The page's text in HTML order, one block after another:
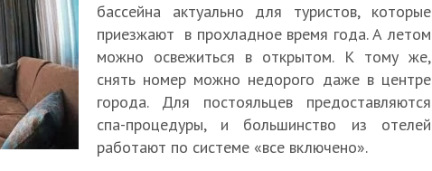
бассейна актуально для туристов, которые
приезжают в прохладное время года. А летом
можно освежиться в открытом. К тому же,
снять номер можно недорого даже в центре
города. Для постояльцев предоставляются
спа-процедуры, и большинство из отелей
работают по системе «все включено».